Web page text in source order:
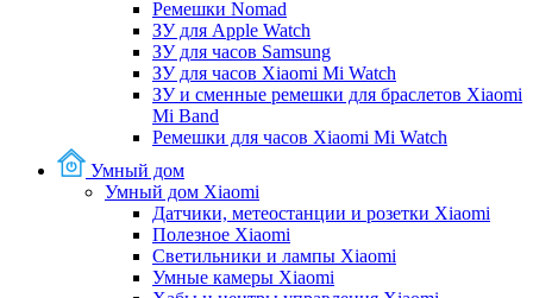
Ремешки Nomad
ЗУ для Apple Watch
ЗУ для часов Samsung
ЗУ для часов Xiaomi Mi Watch
ЗУ и сменные ремешки для браслетов Xiaomi
Mi Band
Ремешки для часов Xiaomi Mi Watch
Умный дом
Умный дом Xiaomi
Датчики, метеостанции и розетки Xiaomi
Полезное Xiaomi
Светильники и лампы Xiaomi
Умные камеры Xiaomi